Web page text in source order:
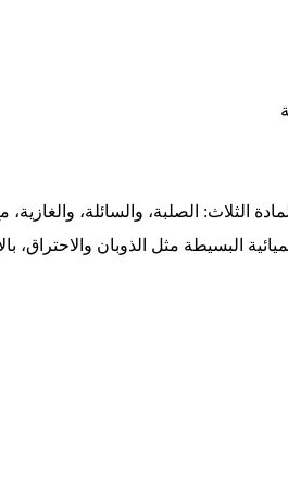
الثلاث: الصلبة، والسائلة،
البسيطة مثل الذوبان